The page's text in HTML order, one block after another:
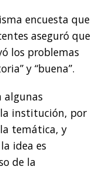
encuesta que
aseguró que
los problemas
y “buena”.
algunas
institución, por
temática, y
idea es
de la